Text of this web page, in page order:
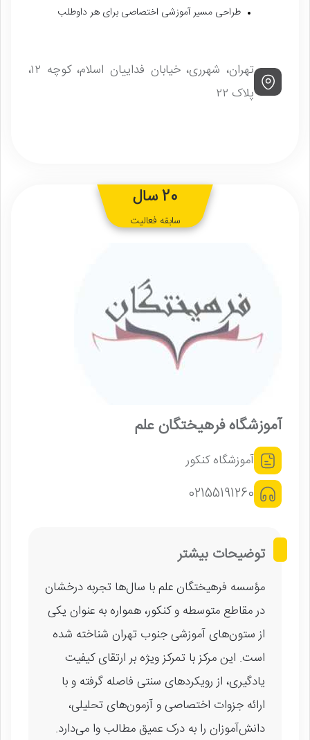
طراحی مسیر آموزشی اختصاصی برای هر داوطلب
تهران، شهرری، خیابان فداییان اسلام، کوچه ۱۲،
پلاک ۲۲
آموزشگاه فرهیختگان علم
آموزشگاه کنکور
02155191260
20 سال
سابقه فعالیت
توضیحات بیشتر
مؤسسه فرهیختگان علم با سال‌ها تجربه درخشان
در مقاطع متوسطه و کنکور، همواره به عنوان یکی
از ستون‌های آموزشی جنوب تهران شناخته شده
است. این مرکز با تمرکز ویژه بر ارتقای کیفیت
یادگیری، از رویکردهای سنتی فاصله گرفته و با
ارائه جزوات اختصاصی و آزمون‌های تحلیلی،
دانش‌آموزان را به درک عمیق مطالب وا می‌دارد.